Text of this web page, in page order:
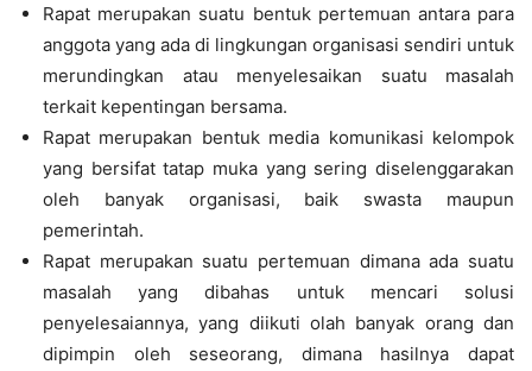
Rapat merupakan suatu bentuk pertemuan antara para
anggota yang ada di lingkungan organisasi sendiri untuk
merundingkan atau menyelesaikan suatu masalah
terkait kepentingan bersama.
Rapat merupakan bentuk media komunikasi kelompok
yang bersifat tatap muka yang sering diselenggarakan
oleh banyak organisasi, baik swasta maupun
pemerintah.
Rapat merupakan suatu pertemuan dimana ada suatu
masalah yang dibahas untuk mencari solusi
penyelesaiannya, yang diikuti olah banyak orang dan
dipimpin oleh seseorang, dimana hasilnya dapat